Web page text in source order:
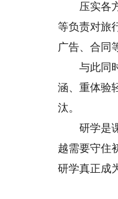
压实各方
等负责对旅
广告、合同
与此同时
涵、重体验
汰。
研学是课
越需要守住
研学真正成